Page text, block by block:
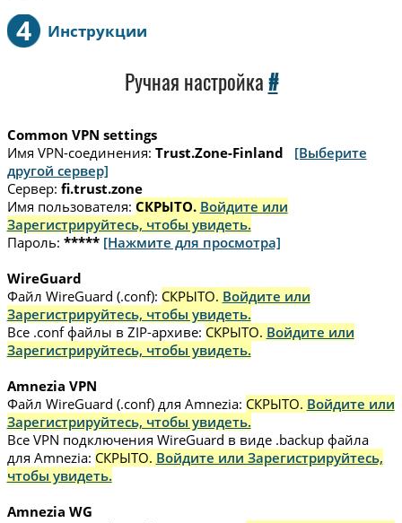
4 Инструкции
Ручная настройка #
Common VPN settings
Имя VPN-соединения: Trust.Zone-Finland
[Выберите
другой сервер]
Сервер: fi.trust.zone
Имя пользователя: СКРЫТО. Войдите или
Зарегистрируйтесь, чтобы увидеть.
Пароль: ***** [Нажмите для просмотра]
WireGuard
Файл WireGuard (.conf): СКРЫТО. Войдите или
Зарегистрируйтесь, чтобы увидеть.
Все .conf файлы в ZIP-архиве: СКРЫТО. Войдите или
Зарегистрируйтесь, чтобы увидеть.
Amnezia VPN
Файл WireGuard (.conf) для Amnezia: СКРЫТО. Войдите или
Зарегистрируйтесь, чтобы увидеть.
Все VPN подключения WireGuard в виде .backup файла
для Amnezia: СКРЫТО. Войдите или Зарегистрируйтесь,
чтобы увидеть.
Amnezia WG